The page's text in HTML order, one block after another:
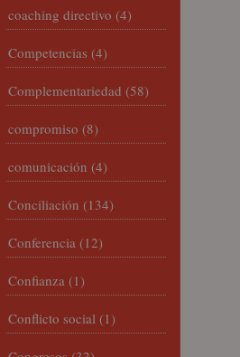
coaching directivo (4)
Competencias (4)
Complementariedad (58)
compromiso (8)
comunicación (4)
Conciliación (134)
Conferencia (12)
Confianza (1)
Conflicto social (1)